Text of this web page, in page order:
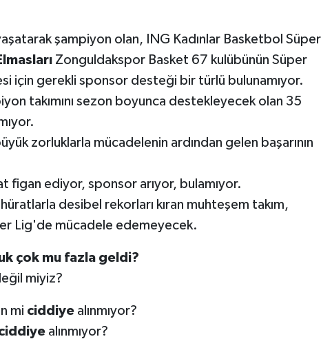
şampiyon olan, ING Kadınlar Basketbol Süper
Zonguldakspor Basket 67 kulübünün Süper
için gerekli sponsor desteği bir türlü bulunamıyor.
takımını sezon boyunca destekleyecek olan 35
zorluklarla mücadelenin ardından gelen başarının
figan ediyor, sponsor arıyor, bulamıyor.
desibel rekorları kıran muhteşem takım,
Lig'de mücadele edemeyecek.
çok mu fazla geldi?
miyiz?
mi ciddiye alınmıyor?
alınmıyor?